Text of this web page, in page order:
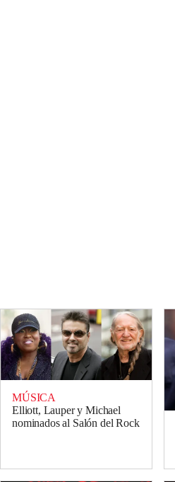
MÚSICA
Elliott, Lauper y Michael
nominados al Salón del Rock